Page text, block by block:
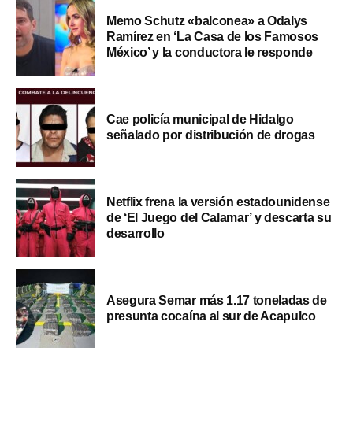
Memo Schutz «balconea» a Odalys
Ramírez en ‘La Casa de los Famosos
México’ y la conductora le responde
Cae policía municipal de Hidalgo
señalado por distribución de drogas
Netflix frena la versión estadounidense
de ‘El Juego del Calamar’ y descarta su
desarrollo
Asegura Semar más 1.17 toneladas de
presunta cocaína al sur de Acapulco